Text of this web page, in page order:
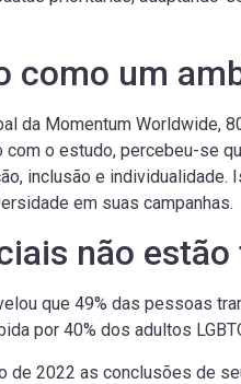
como um
da Momentum Worldwide,
com o estudo, percebeu-se
inclusão e
em suas campanhas.
não
que 49% das pessoas
por 40% dos adultos
de 2022 as conclusões de